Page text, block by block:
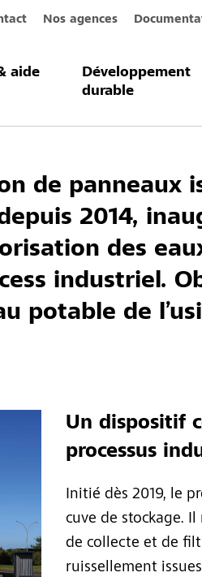
Nos agences
aide
Développement
durable
de pluie
de panneaux
2014,
des
industriel.
potable de
Un dispositif
processus
Initié dès 2019, le
cuve de stockage.
de collecte et de
ruissellement